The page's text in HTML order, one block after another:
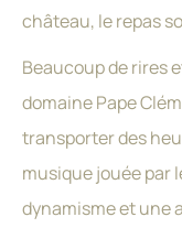
château, le repas
Beaucoup de rires
domaine Pape
transporter des
musique jouée par
dynamisme et une